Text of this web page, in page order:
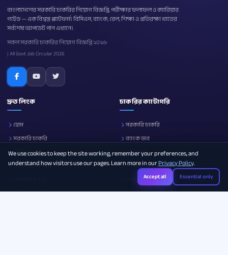
বাংলাদেশের সরকারি চাকরির নিয়োগ বিজ্ঞপ্তি, পরীক্ষার ফলাফল ও ক্যারিয়ার
গাইড — এক বিশ্বস্ত প্ল্যাটফর্ম। বিসিএস, ব্যাংক, রেল, শিক্ষা ও প্রতিরক্ষা খাতের
সর্বশেষ আপডেট পান এখানে।
সকল সরকারি চাকরির নিয়োগ বিজ্ঞপ্তি ২০২৬
| All Govt Job Circular 2026
দ্রুত লিংক
হোম
সরকারি চাকরি
নোটিশ বোর্ড
আমাদের সম্পর্কে
ক্যারিয়ার গাইড
চাকরির ক্যাটাগরি
সরকারি চাকরি
ব্যাংক জব
প্রতিরক্ষা
শিক্ষা
আইসিটি
We use cookies to keep the site working, remember your preferences, and
understand how visitors use our pages. Learn more in ourPrivacy Policy.
Accept all Essential only